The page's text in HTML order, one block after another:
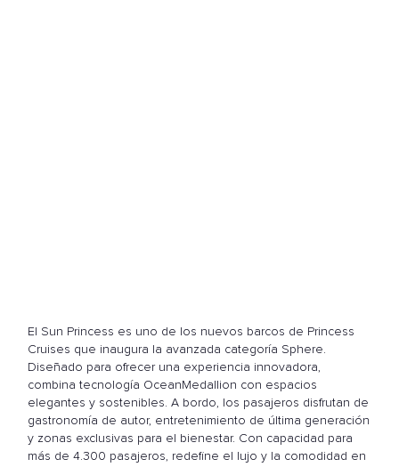
El Sun Princess es uno de los nuevos barcos de Princess
Cruises que inaugura la avanzada categoría Sphere.
Diseñado para ofrecer una experiencia innovadora,
combina tecnología OceanMedallion con espacios
elegantes y sostenibles. A bordo, los pasajeros disfrutan de
gastronomía de autor, entretenimiento de última generación
y zonas exclusivas para el bienestar. Con capacidad para
más de 4.300 pasajeros, redefine el lujo y la comodidad en